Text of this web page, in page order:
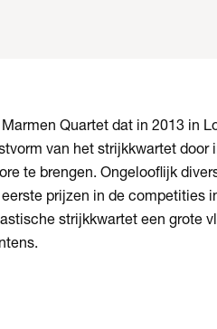
Quartet dat in 2013 in
van het strijkkwartet
te brengen. Ongelooflijk
prijzen in de competities
strijkkwartet een grote